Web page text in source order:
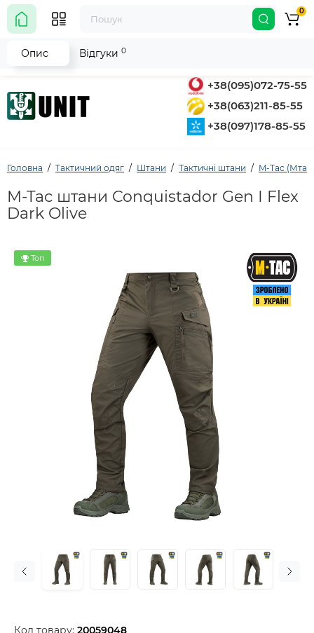
+38(095)072-75-55
+38(063)211-85-55
+38(097)178-85-55
0
Головна Тактичний одяг Штани Тактичні штани M-Tac (Мтак)
M-Tac штани Conquistador Gen І Flex
Dark Olive
Топ
Код товару: 20059048
Опис Відгуки 0